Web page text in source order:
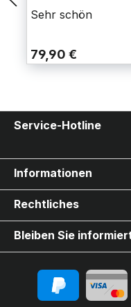
Sehr schön
79,90 €
Service-Hotline
Informationen
Rechtliches
Bleiben Sie